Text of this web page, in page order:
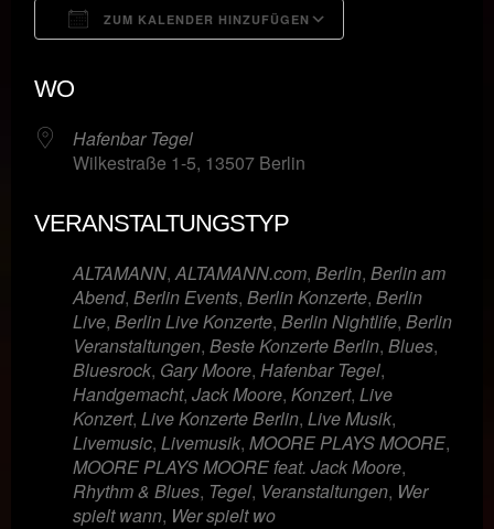
ZUM KALENDER HINZUFÜGEN
WO
Hafenbar Tegel
Wilkestraße 1-5, 13507 Berlin
VERANSTALTUNGSTYP
ALTAMANN,ALTAMANN.com, Berlin, Berlin am
Abend, Berlin Events, Berlin Konzerte, Berlin
Live, Berlin Live Konzerte, Berlin Nightlife, Berlin
Veranstaltungen, Beste Konzerte Berlin, Blues,
Bluesrock, Gary Moore, Hafenbar Tegel,
Handgemacht, Jack Moore, Konzert, Live
Konzert, Live Konzerte Berlin, Live Musik,
Livemusic, Livemusik, MOORE PLAYS MOORE,
MOORE PLAYS MOORE feat. Jack Moore,
Rhythm & Blues, Tegel, Veranstaltungen, Wer
spielt wann, Wer spielt wo